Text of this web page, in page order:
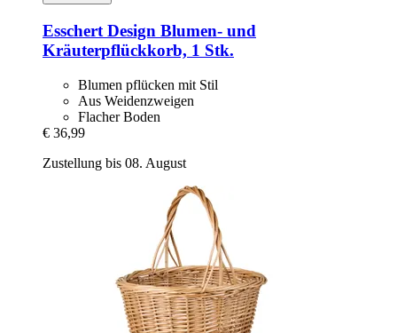
Esschert Design Blumen-​ und
Kräuterpflückkorb, 1 Stk.
Blumen pflücken mit Stil
Aus Weidenzweigen
Flacher Boden
€ 36,99
Zustellung bis 08. August